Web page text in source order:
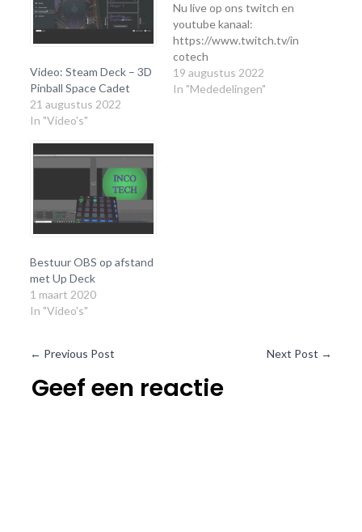
Video: Steam Deck – 3D
Pinball Space Cadet
21 augustus 2022
In "Video's"
Nu live op ons twitch en
youtube kanaal:
https://www.twitch.tv/in
cotech
19 augustus 2022
In "Mededelingen"
Bestuur OBS op afstand
met Up Deck
1 maart 2020
In "Video's"
← Previous Post Next Post →
Geef een reactie